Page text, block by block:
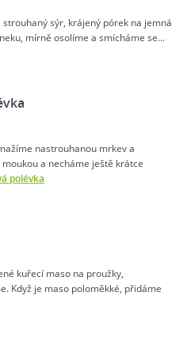
sýr, krájený pórek na jemná
mírně osolíme a smícháme se...
nastrouhanou mrkev a
a necháme ještě krátce
polévka
kuřecí maso na proužky,
Když je maso poloměkké, přidáme